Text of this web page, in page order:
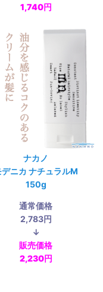
1,740円
ナカノ
デニカ ナチュラルM
150g
通常価格
2,783円
↓
販売価格
2,230円